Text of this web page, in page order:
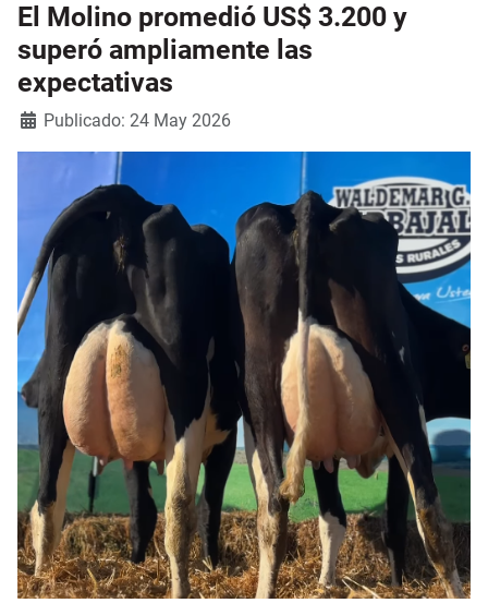
El Molino promedió US$ 3.200 y
superó ampliamente las
expectativas
Detalles
Publicado: 24 May 2026